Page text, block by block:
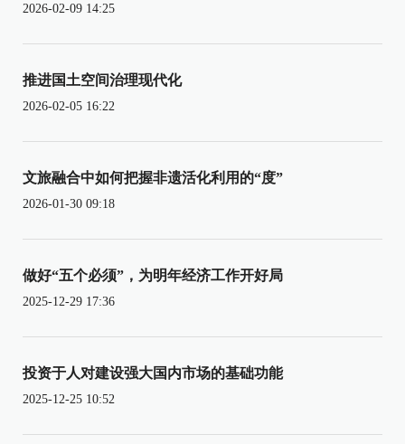
2026-02-09 14:25
推进国土空间治理现代化
2026-02-05 16:22
文旅融合中如何把握非遗活化利用的“度”
2026-01-30 09:18
做好“五个必须”，为明年经济工作开好局
2025-12-29 17:36
投资于人对建设强大国内市场的基础功能
2025-12-25 10:52